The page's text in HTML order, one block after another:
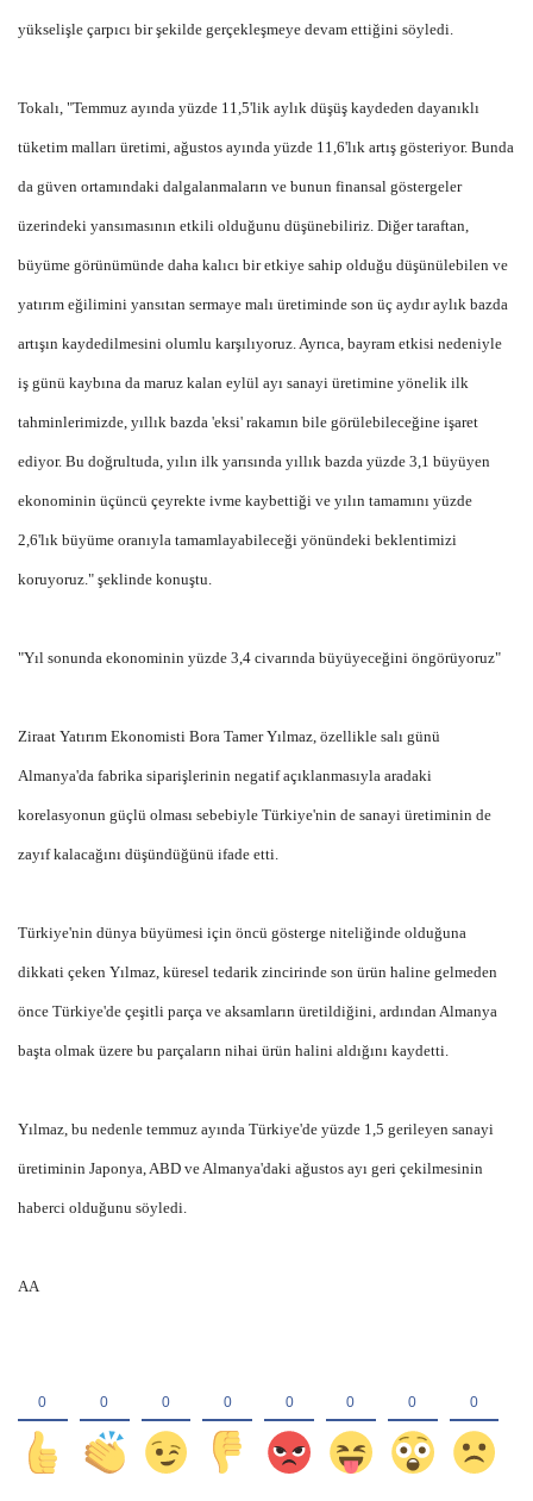
yükselişle çarpıcı bir şekilde gerçekleşmeye devam ettiğini söyledi.
Tokalı, "Temmuz ayında yüzde 11,5'lik aylık düşüş kaydeden dayanıklı
tüketim malları üretimi, ağustos ayında yüzde 11,6'lık artış gösteriyor. Bunda
da güven ortamındaki dalgalanmaların ve bunun finansal göstergeler
üzerindeki yansımasının etkili olduğunu düşünebiliriz. Diğer taraftan,
büyüme görünümünde daha kalıcı bir etkiye sahip olduğu düşünülebilen ve
yatırım eğilimini yansıtan sermaye malı üretiminde son üç aydır aylık bazda
artışın kaydedilmesini olumlu karşılıyoruz. Ayrıca, bayram etkisi nedeniyle
iş günü kaybına da maruz kalan eylül ayı sanayi üretimine yönelik ilk
tahminlerimizde, yıllık bazda 'eksi' rakamın bile görülebileceğine işaret
ediyor. Bu doğrultuda, yılın ilk yarısında yıllık bazda yüzde 3,1 büyüyen
ekonominin üçüncü çeyrekte ivme kaybettiği ve yılın tamamını yüzde
2,6'lık büyüme oranıyla tamamlayabileceği yönündeki beklentimizi
koruyoruz." şeklinde konuştu.
"Yıl sonunda ekonominin yüzde 3,4 civarında büyüyeceğini öngörüyoruz"
Ziraat Yatırım Ekonomisti Bora Tamer Yılmaz, özellikle salı günü
Almanya'da fabrika siparişlerinin negatif açıklanmasıyla aradaki
korelasyonun güçlü olması sebebiyle Türkiye'nin de sanayi üretiminin de
zayıf kalacağını düşündüğünü ifade etti.
Türkiye'nin dünya büyümesi için öncü gösterge niteliğinde olduğuna
dikkati çeken Yılmaz, küresel tedarik zincirinde son ürün haline gelmeden
önce Türkiye'de çeşitli parça ve aksamların üretildiğini, ardından Almanya
başta olmak üzere bu parçaların nihai ürün halini aldığını kaydetti.
Yılmaz, bu nedenle temmuz ayında Türkiye'de yüzde 1,5 gerileyen sanayi
üretiminin Japonya, ABD ve Almanya'daki ağustos ayı geri çekilmesinin
haberci olduğunu söyledi.
AA